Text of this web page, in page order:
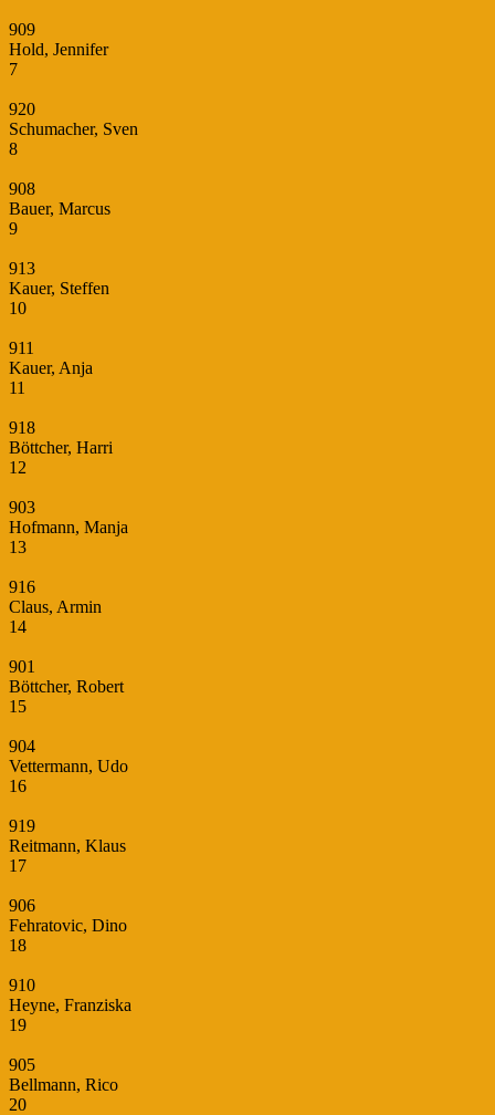
909
Hold, Jennifer
7
920
Schumacher, Sven
8
908
Bauer, Marcus
9
913
Kauer, Steffen
10
911
Kauer, Anja
11
918
Böttcher, Harri
12
903
Hofmann, Manja
13
916
Claus, Armin
14
901
Böttcher, Robert
15
904
Vettermann, Udo
16
919
Reitmann, Klaus
17
906
Fehratovic, Dino
18
910
Heyne, Franziska
19
905
Bellmann, Rico
20